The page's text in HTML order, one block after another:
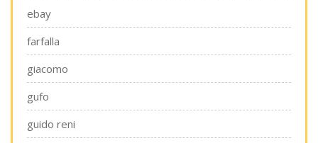
ebay
farfalla
giacomo
gufo
guido reni